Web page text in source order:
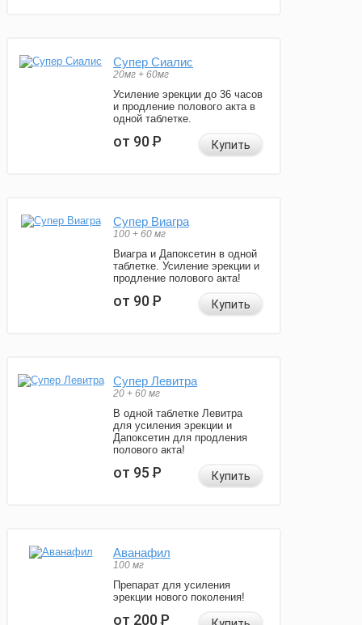
Супер Сиалис
20мг + 60мг
Усиление эрекции до 36 часов
и продление полового акта в
одной таблетке.
от 90Р Купить
Супер Виагра
100 + 60 мг
Виагра и Дапоксетин в одной
таблетке. Усиление эрекции и
продление полового акта!
от 90Р Купить
Супер Левитра
20 + 60 мг
В одной таблетке Левитра
для усиления эрекции и
Дапоксетин для продления
полового акта!
от 95Р Купить
Аванафил
100 мг
Препарат для усиления
эрекции нового поколения!
от 200Р